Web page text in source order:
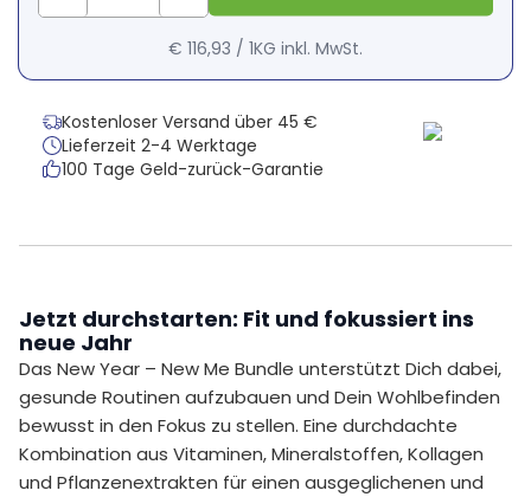
€ 116,93 / 1KG inkl. MwSt.
Kostenloser Versand über 45 €
Lieferzeit 2-4 Werktage
100 Tage Geld-zurück-Garantie
Jetzt durchstarten: Fit und fokussiert ins
neue Jahr
Das New Year – New Me Bundle unterstützt Dich dabei,
gesunde Routinen aufzubauen und Dein Wohlbefinden
bewusst in den Fokus zu stellen. Eine durchdachte
Kombination aus Vitaminen, Mineralstoffen, Kollagen
und Pflanzenextrakten für einen ausgeglichenen und